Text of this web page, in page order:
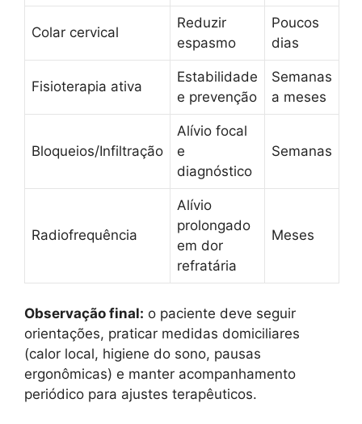
Colar cervical
Reduzir
espasmo
Poucos
dias
Fisioterapia ativa
Estabilidade
e prevenção
Semanas
a meses
Bloqueios/Infiltração
Alívio focal
e
diagnóstico
Semanas
Radiofrequência
Alívio
prolongado
em dor
refratária
Meses
Observação final: o paciente deve seguir
orientações, praticar medidas domiciliares
(calor local, higiene do sono, pausas
ergonômicas) e manter acompanhamento
periódico para ajustes terapêuticos.